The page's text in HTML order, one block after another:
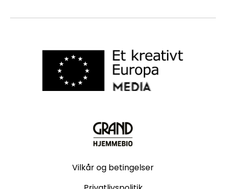
Vilkår og betingelser